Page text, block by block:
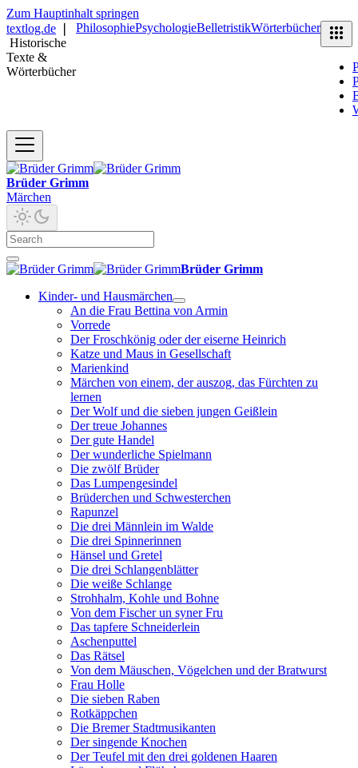
Zum Hauptinhalt springen
textlog.de
Historische
Texte &
Wörterbücher
PhilosophiePsychologieBelletristikWörterbücher
Brüder Grimm
Märchen
Brüder Grimm
Kinder- und Hausmärchen
An die Frau Bettina von Armin
Vorrede
Der Froschkönig oder der eiserne Heinrich
Katze und Maus in Gesellschaft
Marienkind
Märchen von einem, der auszog, das Fürchten zu
lernen
Der Wolf und die sieben jungen Geißlein
Der treue Johannes
Der gute Handel
Der wunderliche Spielmann
Die zwölf Brüder
Das Lumpengesindel
Brüderchen und Schwesterchen
Rapunzel
Die drei Männlein im Walde
Die drei Spinnerinnen
Hänsel und Gretel
Die drei Schlangenblätter
Die weiße Schlange
Strohhalm, Kohle und Bohne
Von dem Fischer un syner Fru
Das tapfere Schneiderlein
Aschenputtel
Das Rätsel
Von dem Mäuschen, Vögelchen und der Bratwurst
Frau Holle
Die sieben Raben
Rotkäppchen
Die Bremer Stadtmusikanten
Der singende Knochen
Der Teufel mit den drei goldenen Haaren